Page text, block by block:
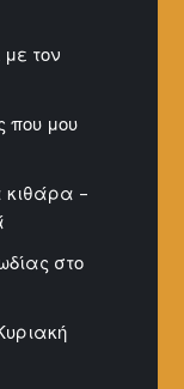
με τον
που μου
κιθάρα –
στο